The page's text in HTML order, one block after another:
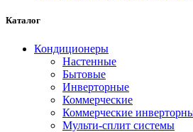
Каталог
Кондиционеры
Настенные
Бытовые
Инверторные
Коммерческие
Коммерческие
Мульти-сплит системы